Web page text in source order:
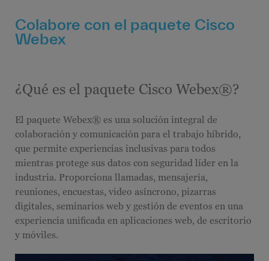
Colabore con el paquete Cisco
Webex
¿Qué es el paquete Cisco Webex®?
El paquete Webex® es una solución integral de
colaboración y comunicación para el trabajo híbrido,
que permite experiencias inclusivas para todos
mientras protege sus datos con seguridad líder en la
industria. Proporciona llamadas, mensajería,
reuniones, encuestas, video asíncrono, pizarras
digitales, seminarios web y gestión de eventos en una
experiencia unificada en aplicaciones web, de escritorio
y móviles.